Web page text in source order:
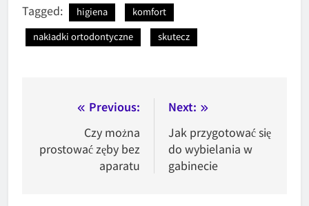
Tagged: higiena
komfort
nakładki ortodontyczne
skutecz
Nawigacja
Previous:
Czy można
prostować zęby bez
aparatu
Next:
Jak przygotować się
do wybielania w
gabinecie